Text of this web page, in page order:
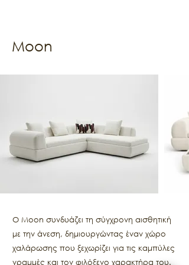
Moon
Ο Moon συνδυάζει τη σύγχρονη αισθητική
με την άνεση, δημιουργώντας έναν χώρο
χαλάρωσης που ξεχωρίζει για τις καμπύλες
γραμμές και τον φιλόξενο χαρακτήρα του.